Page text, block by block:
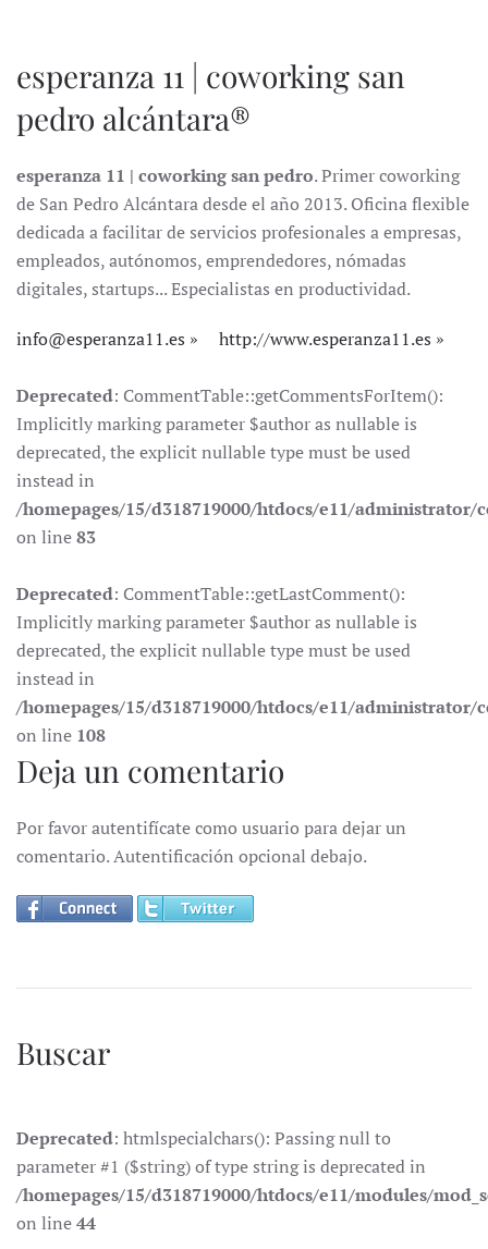
esperanza 11 | coworking san
pedro alcántara®
esperanza 11 | coworking san pedro. Primer coworking
de San Pedro Alcántara desde el año 2013. Oficina flexible
dedicada a facilitar de servicios profesionales a empresas,
empleados, autónomos, emprendedores, nómadas
digitales, startups... Especialistas en productividad.
info@esperanza11.es http://www.esperanza11.es
Deprecated: CommentTable::getCommentsForItem():
Implicitly marking parameter $author as nullable is
deprecated, the explicit nullable type must be used
instead in
/homepages/15/d318719000/htdocs/e11/
on line83
Deprecated: CommentTable::getLastComment():
Implicitly marking parameter $author as nullable is
deprecated, the explicit nullable type must be used
instead in
/homepages/15/d318719000/htdocs/e11/
on line 108
Deja un comentario
Por favor autentifícate como usuario para dejar un
comentario. Autentificación opcional debajo.
Buscar
Deprecated: htmlspecialchars(): Passing null to
parameter #1 ($string) of type string is deprecated in
/homepages/15/d318719000/htdocs/e11/modules/
on line44